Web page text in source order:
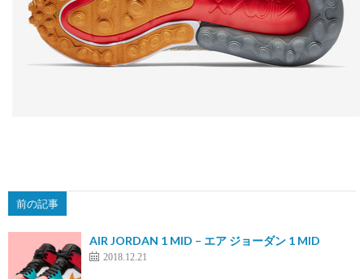
前の記事
AIR JORDAN 1 MID – エア ジョーダン 1 MID
2018.12.21